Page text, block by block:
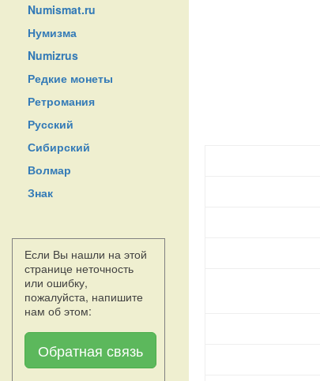
Numismat.ru
Нумизма
Numizrus
Редкие монеты
Ретромания
Русский
Сибирский
Волмар
Знак
Если Вы нашли на этой
странице неточность
или ошибку,
пожалуйста, напишите
нам об этом:
Обратная связь